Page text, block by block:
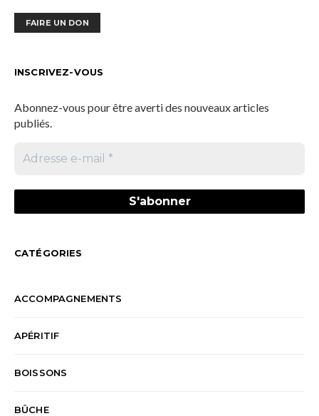
FAIRE UN DON
INSCRIVEZ-VOUS
Abonnez-vous pour être averti des nouveaux articles
publiés.
CATÉGORIES
ACCOMPAGNEMENTS
APÉRITIF
BOISSONS
BÛCHE